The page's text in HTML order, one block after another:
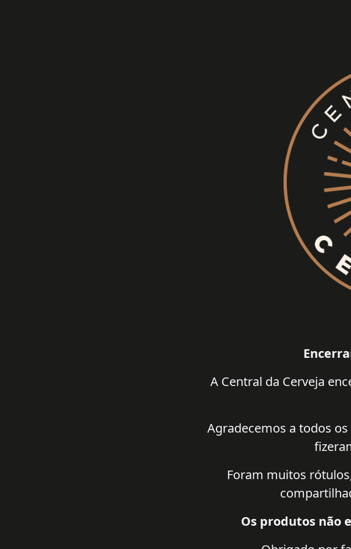
A Central da Cerveja
Agradecemos a todos
Foram muitos
Os produtos não